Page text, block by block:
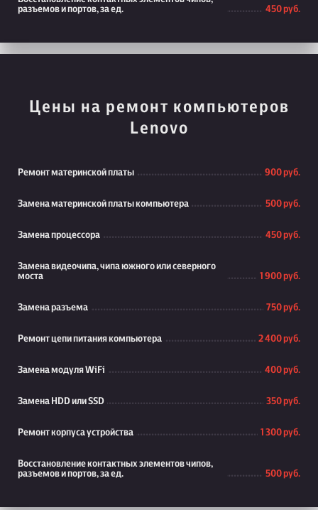
разъемов и портов, за ед.
450 руб.
Цены на ремонт компьютеров
Lenovo
Ремонт материнской платы 900 руб.
Замена материнской платы компьютера 500 руб.
Замена процессора 450 руб.
Замена видеочипа, чипа южного или северного
моста
1 900 руб.
Замена разъема 750 руб.
Ремонт цепи питания компьютера 2 400 руб.
Замена модуля WiFi 400 руб.
Замена HDD или SSD 350 руб.
Ремонт корпуса устройства 1 300 руб.
Восстановление контактных элементов чипов,
разъемов и портов, за ед.
500 руб.